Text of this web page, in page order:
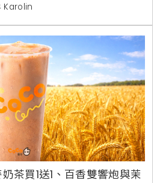
Karolin
茶買1送1、百香雙響炮與茉